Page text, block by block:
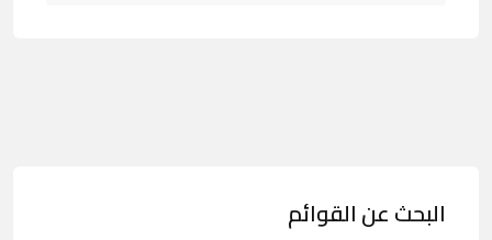
البحث عن القوائم